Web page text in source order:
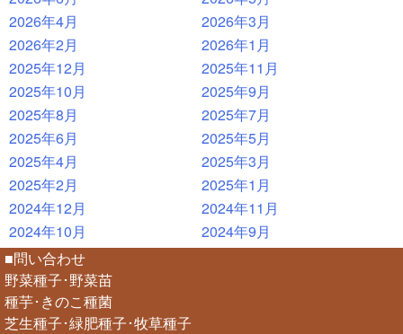
2026年4月
2026年3月
2026年2月
2026年1月
2025年12月
2025年11月
2025年10月
2025年9月
2025年8月
2025年7月
2025年6月
2025年5月
2025年4月
2025年3月
2025年2月
2025年1月
2024年12月
2024年11月
2024年10月
2024年9月
■問い合わせ
野菜種子･野菜苗
種芋･きのこ種菌
芝生種子･緑肥種子･牧草種子